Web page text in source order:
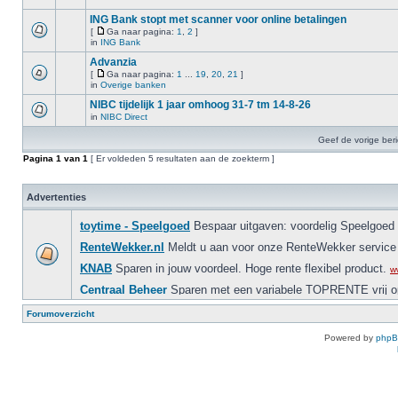
ING Bank stopt met scanner voor online betalingen
[ Ga naar pagina: 1 2 ]
in ING Bank
Advanzia
[ Ga naar pagina: 1 19 20 21 ]
in Overige banken
NIBC tijdelijk 1 jaar omhoog 31-7 tm 14-8-26
in NIBC Direct
Geef de vorige
Pagina 1 van 1 [ Er voldeden 5 resultaten aan de zoekterm ]
Advertenties
Forumoverzicht
Powered by